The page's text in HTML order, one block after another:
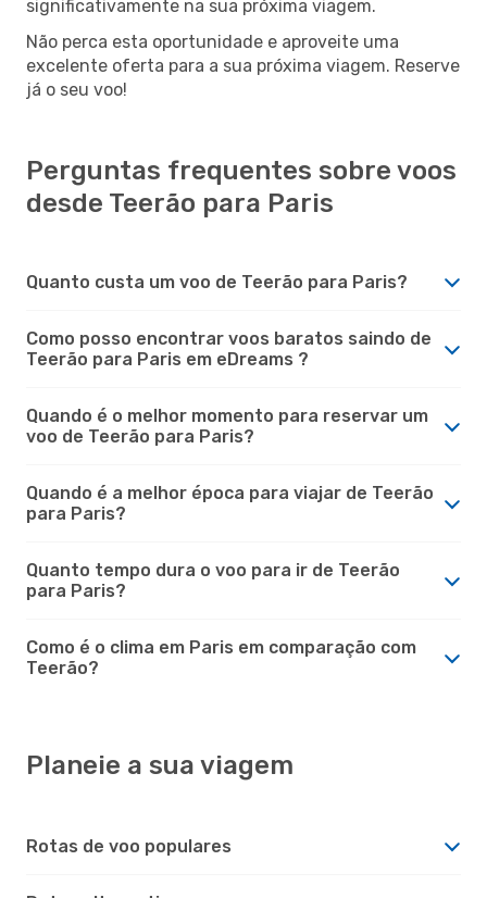
significativamente na sua próxima viagem.
Não perca esta oportunidade e aproveite uma
excelente oferta para a sua próxima viagem. Reserve
já o seu voo!
Perguntas frequentes sobre voos
desde Teerão para Paris
Quanto custa um voo de Teerão para Paris?
Como posso encontrar voos baratos saindo de
Teerão para Paris em eDreams ?
Quando é o melhor momento para reservar um
voo de Teerão para Paris?
Quando é a melhor época para viajar de Teerão
para Paris?
Quanto tempo dura o voo para ir de Teerão
para Paris?
Como é o clima em Paris em comparação com
Teerão?
Planeie a sua viagem
Rotas de voo populares